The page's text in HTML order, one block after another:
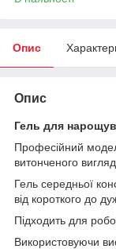
Опис
Опис
Гель для
Професійний
витонченого
Гель середньої
від короткого до
Підходить для
Використовуючи